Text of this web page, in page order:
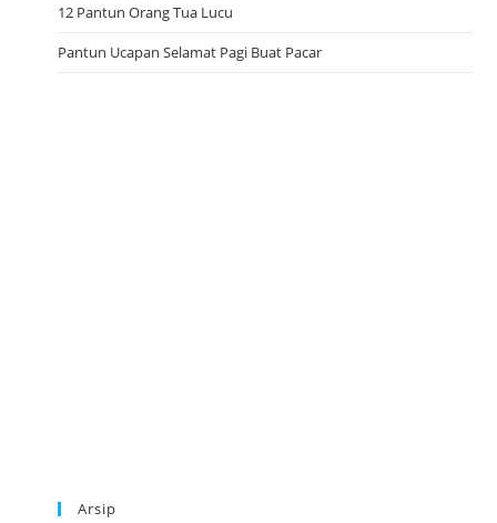
12 Pantun Orang Tua Lucu
Pantun Ucapan Selamat Pagi Buat Pacar
Arsip